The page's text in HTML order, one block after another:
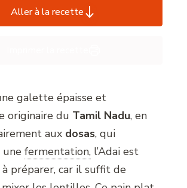
Aller à la recette
galette épaisse et
originaire du Tamil Nadu, en
aux dosas, qui
une fermentation, l’Adai est
préparer, car il suffit de